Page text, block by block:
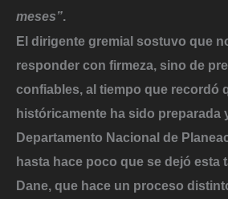
meses”.
El dirigente gremial sostuvo que
responder con firmeza, sino de
confiables, al tiempo que recordó
históricamente ha sido preparada
Departamento Nacional de
hasta hace poco que se dejó esta
Dane, que hace un proceso